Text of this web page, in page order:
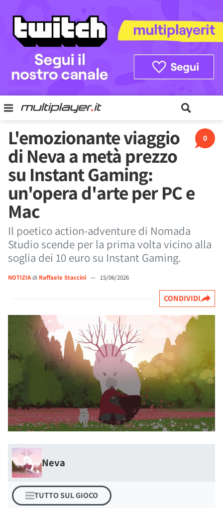
0
L'emozionante viaggio
di Neva a metà prezzo
su Instant Gaming:
un'opera d'arte per PC e
Mac
Il poetico action-adventure di Nomada
Studio scende per la prima volta vicino alla
soglia dei 10 euro su Instant Gaming.
NOTIZIAdi Raffaele Staccini — 15/06/2026
CONDIVIDI
Neva
TUTTO SUL GIOCO